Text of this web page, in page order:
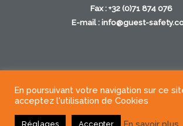
Fax : +32 (0)71 874 076
E-mail :info@guest-
Copyright © 2026
En poursuivant votre navigation sur ce
acceptez l'utilisation de Cookies
Réglages Accepter En savoir plus